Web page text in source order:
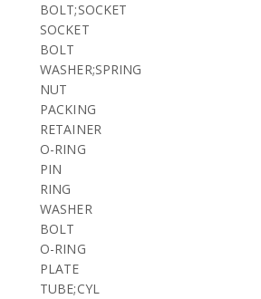
BOLT;SOCKET
SOCKET
BOLT
WASHER;SPRING
NUT
PACKING
RETAINER
O-RING
PIN
RING
WASHER
BOLT
O-RING
PLATE
TUBE;CYL